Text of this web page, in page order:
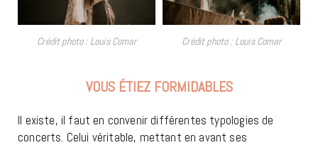
Crédit photo : Louis Comar Crédit photo : Louis Comar
VOUS ÉTIEZ FORMIDABLES
Il existe, il faut en convenir différentes typologies de
concerts. Celui véritable, mettant en avant ses